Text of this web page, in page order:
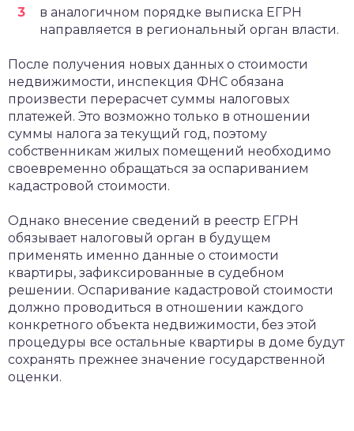
в аналогичном порядке выписка ЕГРН
направляется в региональный орган власти.
После получения новых данных о стоимости
недвижимости, инспекция ФНС обязана
произвести перерасчет суммы налоговых
платежей. Это возможно только в отношении
суммы налога за текущий год, поэтому
собственникам жилых помещений необходимо
своевременно обращаться за оспариванием
кадастровой стоимости.
Однако внесение сведений в реестр ЕГРН
обязывает налоговый орган в будущем
применять именно данные о стоимости
квартиры, зафиксированные в судебном
решении. Оспаривание кадастровой стоимости
должно проводиться в отношении каждого
конкретного объекта недвижимости, без этой
процедуры все остальные квартиры в доме будут
сохранять прежнее значение государственной
оценки.